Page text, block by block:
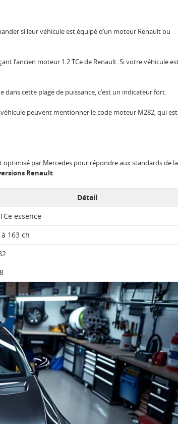
si leur véhicule est équipé d’un moteur Renault ou
l’ancien moteur 1.2 TCe de Renault. Si votre véhicule
dans cette plage de puissance, c’est un indicateur fort.
peuvent mentionner le code moteur M282, qui
par Mercedes pour répondre aux standards de la
Renault.
Détail
essence
à 163 ch